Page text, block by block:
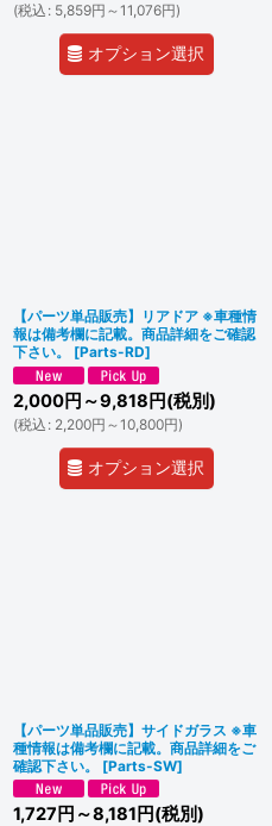
(税込 : 5,859円 ～11,076円)
オプション選択
【パーツ単品販売】リアドア ※車種情
報は備考欄に記載。商品詳細をご確認
下さい。
[Parts-RD]
2,000円 ～9,818 円(税別)
(税込 : 2,200円 ～10,800円)
オプション選択
【パーツ単品販売】サイドガラス ※車
種情報は備考欄に記載。商品詳細をご
確認下さい。
[Parts-SW]
1,727 円 ～8,181 円(税別)